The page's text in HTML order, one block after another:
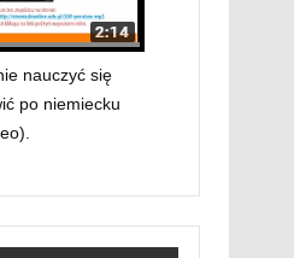
nauczyć się
po niemiecku